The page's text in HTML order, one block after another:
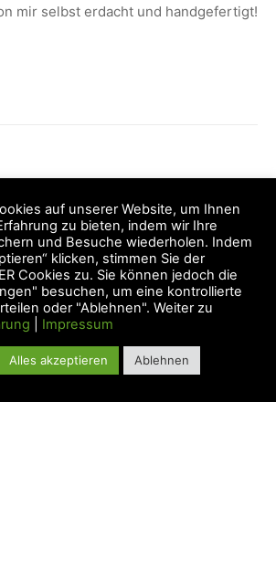
mir selbst erdacht und handgefertigt!
auf unserer Website, um Ihnen
zu bieten, indem wir Ihre
und Besuche wiederholen. Indem
klicken, stimmen Sie der
Cookies zu. Sie können jedoch die
besuchen, um eine kontrollierte
oder "Ablehnen". Weiter zu
Impressum
Alles akzeptieren Ablehnen